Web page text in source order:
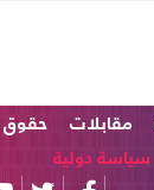
مقابلات
حقوق
سياسة دولية